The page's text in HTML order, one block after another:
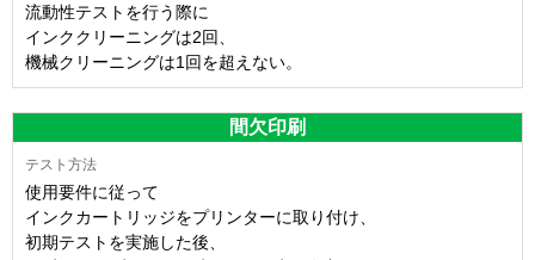
流動性テストを行う際に
インククリーニングは2回、
機械クリーニングは1回を超えない。
間欠印刷
使用要件に従って
インクカートリッジをプリンターに取り付け、
初期テストを実施した後、